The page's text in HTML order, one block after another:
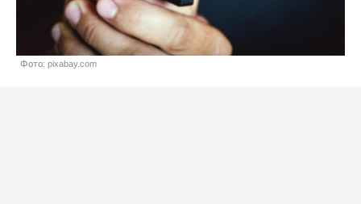
Фото: pixabay.com